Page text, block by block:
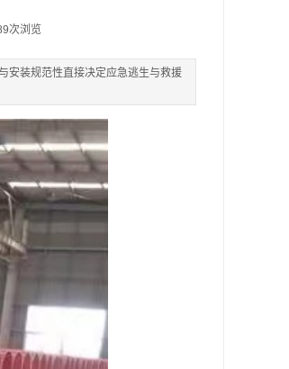
次浏览
安装规范性直接决定应急逃生与救援